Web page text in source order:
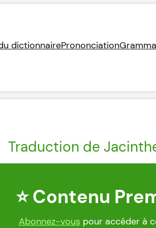
dictionnairePrononciation
Traduction de
⭐ Contenu
Abonnez-vous pour accéder à